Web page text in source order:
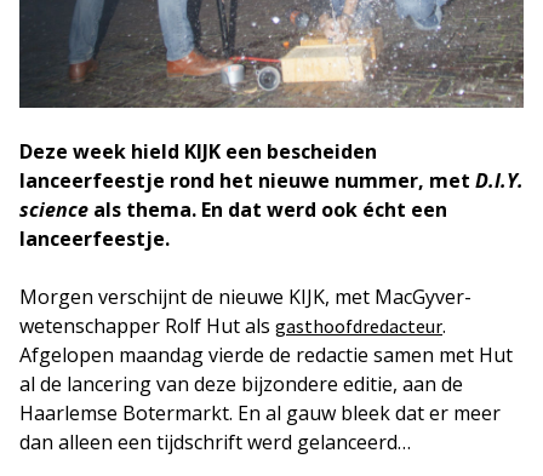
Deze week hield KIJK een bescheiden
lanceerfeestje rond het nieuwe nummer, met D.I.Y.
science als thema. En dat werd ook écht een
lanceerfeestje.
Morgen verschijnt de nieuwe KIJK, met MacGyver-
wetenschapper Rolf Hut als gasthoofdredacteur.
Afgelopen maandag vierde de redactie samen met Hut
al de lancering van deze bijzondere editie, aan de
Haarlemse Botermarkt. En al gauw bleek dat er meer
dan alleen een tijdschrift werd gelanceerd…